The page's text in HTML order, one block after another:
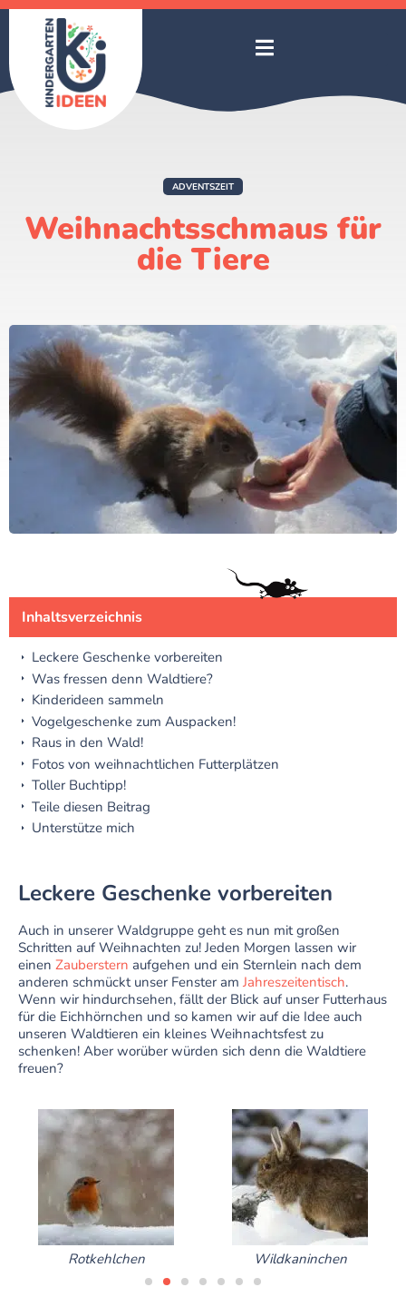
ADVENTSZEIT
Weihnachtsschmaus für
die Tiere
Inhaltsverzeichnis
Leckere Geschenke vorbereiten
Was fressen denn Waldtiere?
Kinderideen sammeln
Vogelgeschenke zum Auspacken!
Raus in den Wald!
Fotos von weihnachtlichen Futterplätzen
Toller Buchtipp!
Teile diesen Beitrag
Unterstütze mich
Leckere Geschenke vorbereiten
Auch in unserer Waldgruppe geht es nun mit großen
Schritten auf Weihnachten zu! Jeden Morgen lassen wir
einen Zauberstern aufgehen und ein Sternlein nach dem
anderen schmückt unser Fenster am Jahreszeitentisch.
Wenn wir hindurchsehen, fällt der Blick auf unser Futterhaus
für die Eichhörnchen und so kamen wir auf die Idee auch
unseren Waldtieren ein kleines Weihnachtsfest zu
schenken! Aber worüber würden sich denn die Waldtiere
freuen?
Rotkehlchen Wildkaninchen